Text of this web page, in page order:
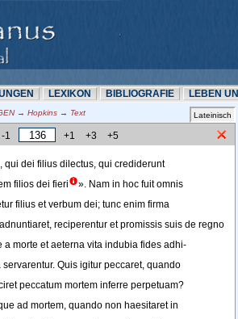
LEXIKON BIBLIOGRAFIE LEBEN
→ Hopkins → Text
-1 +1 +3 +5
, qui dei filius dilectus, qui crediderunt
filios dei fieri ». Nam in hoc fuit omnis
filius et verbum dei; tunc enim firma
adnuntiaret, reciperentur et promissis suis de regno
a morte et aeterna vita indubia fides adhi-
servarentur. Quis igitur peccaret, quando
peccatum mortem inferre perpetuam?
ad mortem, quando non haesitaret in